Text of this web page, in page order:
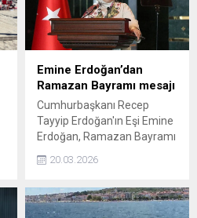
Emine Erdoğan’dan
Ramazan Bayramı mesajı
Cumhurbaşkanı Recep
Tayyip Erdoğan'ın Eşi Emine
Erdoğan, Ramazan Bayramı
bereketiyle arınan
sevgiyle çoğalmasını,
paylaştıkça büyüyen iyiliğin
20.03.2026